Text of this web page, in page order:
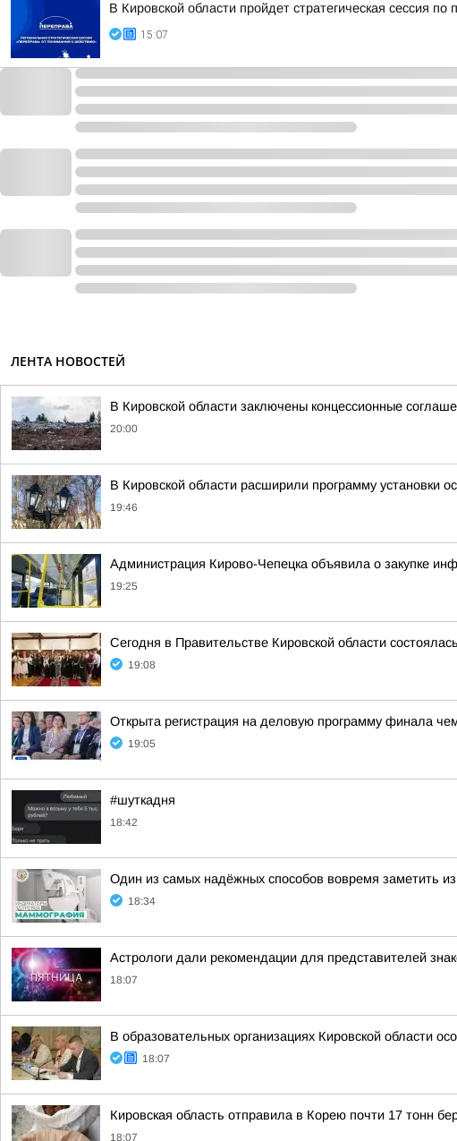
В Кировской области пройдет стратегическая сессия
15:07
ЛЕНТА НОВОСТЕЙ
В Кировской области заключены концессионные
20:00
В Кировской области расширили программу установки
19:46
Администрация Кирово-Чепецка объявила о закупке
19:25
Сегодня в Правительстве Кировской области
19:08
Открыта регистрация на деловую программу финала
19:05
#шуткадня
18:42
Один из самых надёжных способов вовремя заметить
18:34
Астрологи дали рекомендации для представителей
18:07
В образовательных организациях Кировской области
18:07
Кировская область отправила в Корею почти 17 тонн
18:07